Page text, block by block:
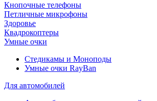
Кнопочные телефоны
Петличные микрофоны
Здоровье
Квадрокоптеры
Умные очки
Стедикамы и Моноподы
Умные очки RayBan
Для автомобилей